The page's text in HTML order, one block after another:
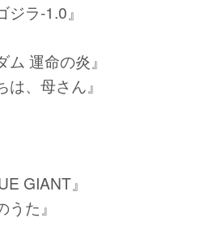
ラ-1.0』
運命の炎』
、母さん』
GIANT』
た』